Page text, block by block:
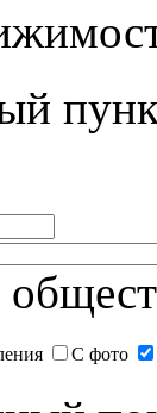
С фото